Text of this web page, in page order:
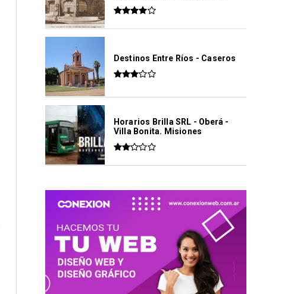
Destinos Entre Ríos - Caseros
Horarios Brilla SRL - Oberá -
Villa Bonita. Misiones